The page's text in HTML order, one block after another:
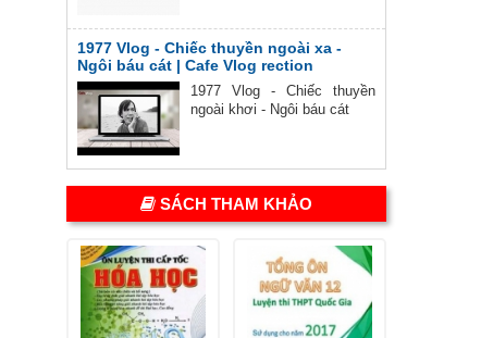
1977 Vlog - Chiếc thuyền ngoài xa -
Ngôi báu cát | Cafe Vlog rection
1977 Vlog - Chiếc thuyền
ngoài khơi - Ngôi báu cát
SÁCH THAM KHẢO